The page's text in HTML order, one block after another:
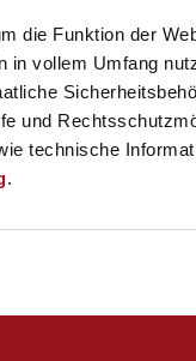
die Funktion der
in vollem Umfang
und
technische
.